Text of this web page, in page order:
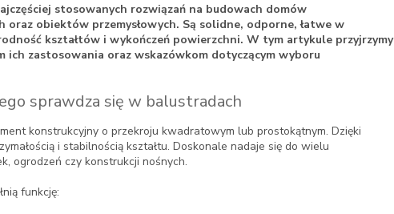
stosowanych rozwiązań na budowach domów
obiektów przemysłowych. Są solidne, odporne, łatwe w
kształtów i wykończeń powierzchni. W tym artykule przyjrzymy
zastosowania oraz wskazówkom dotyczącym wyboru
sprawdza się w balustradach
konstrukcyjny o przekroju kwadratowym lub prostokątnym. Dzięki
i stabilnością kształtu. Doskonale nadaje się do wielu
ogrodzeń czy konstrukcji nośnych.
funkcję: